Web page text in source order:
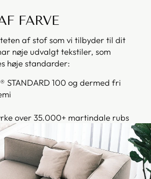
FARVE
af stof som vi tilbyder til dit
nøje udvalgt tekstiler, som
høje standarder:
STANDARD 100 og dermed fri
over 35.000+ martindale rubs